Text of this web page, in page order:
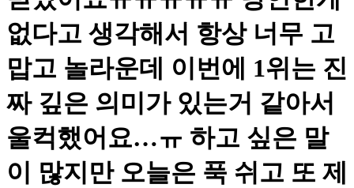
없다고 생각해서 항상 너무 고
맙고 놀라운데 이번에 1위는 진
짜 깊은 의미가 있는거 같아서
울컥했어요…ㅠ 하고 싶은 말
이 많지만 오늘은 푹 쉬고 또 제